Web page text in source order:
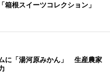
箱根スイーツコレクション」
に「湯河原みかん」 生産農家